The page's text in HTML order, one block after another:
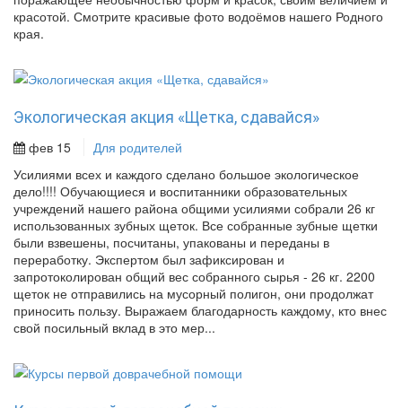
красотой. Смотрите красивые фото водоёмов нашего Родного
края.
Экологическая акция «Щетка, сдавайся»
фев 15
Для родителей
Усилиями всех и каждого сделано большое экологическое
дело!!!! Обучающиеся и воспитанники образовательных
учреждений нашего района общими усилиями собрали 26 кг
использованных зубных щеток. Все собранные зубные щетки
были взвешены, посчитаны, упакованы и переданы в
переработку. Экспертом был зафиксирован и
запротоколирован общий вес собранного сырья - 26 кг. 2200
щеток не отправились на мусорный полигон, они продолжат
приносить пользу. Выражаем благодарность каждому, кто внес
свой посильный вклад в это мер...